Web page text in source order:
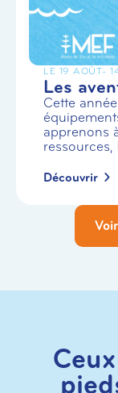
LE 19 AOÛT-
Les
Cette
apprenons
ressources,
Découvrir